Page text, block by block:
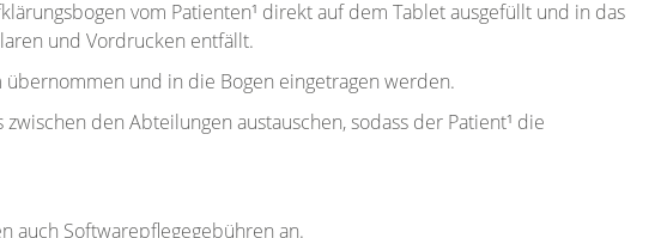
vom Patienten¹ direkt auf dem Tablet ausgefüllt und in das
und Vordrucken entfällt.
und in die Bogen eingetragen werden.
den Abteilungen austauschen, sodass der Patient¹ die
auch Softwarepflegegebühren an.